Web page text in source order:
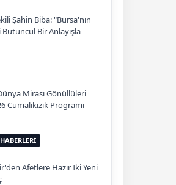
Şahin Biba: "Bursa'nın
Bir Anlayışla
Mirası Gönüllüleri
Cumalıkızık Programı
Afetlere Hazır İki Yeni